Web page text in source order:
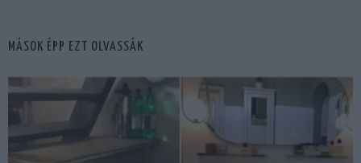
MÁSOK ÉPP EZT OLVASSÁK